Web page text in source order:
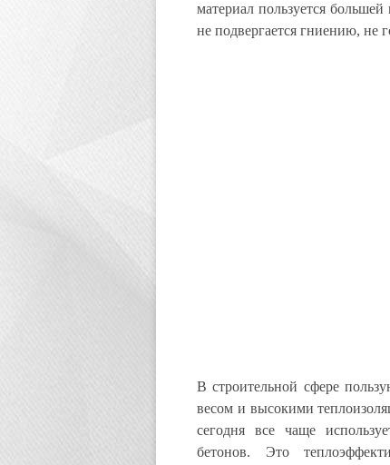
материал пользуется
не подвергается гниению, не
В строительной сфере
весом и высокими
сегодня все чаще
бетонов. Это